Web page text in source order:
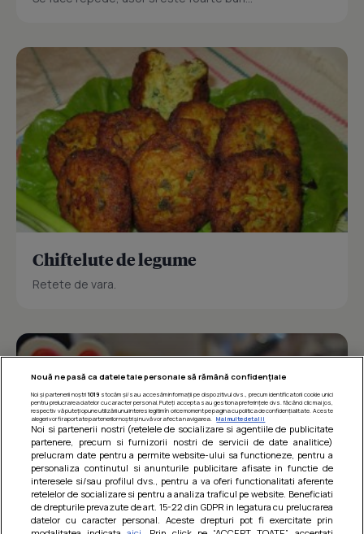
Chiftelute de legume
Retete de vara.
Nouă ne pasă ca datele tale personale să rămână confidențiale
Noi și partenerii noștri 1019stocăm și/sau accesăm informații pe dispozitivul dvs., precum identificatorii cookie unici
pentru prelucrarea datelor cu caracter personal. Puteți accepta sau gestiona preferințele dvs. făcând clic mai jos,
respectiv vă puteți opune utilizării unui interes legitim în orice moment pe pagina cu politica de confidențialitate. Aceste
alegeri vor fi raportate partenerilor noștri și nu vă vor afecta navigarea.
Mai multe detalii
Noi si partenerii nostri (retelele de socializare si agentiile de publicitate
partenere, precum si furnizorii nostri de servicii de date analitice)
prelucram date pentru a permite website-ului sa functioneze, pentru a
personaliza continutul si anunturile publicitare afisate in functie de
interesele si/sau profilul dvs., pentru a va oferi functionalitati aferente
retelelor de socializare si pentru a analiza traficul pe website. Beneficiati
de drepturile prevazute de art. 15-22 din GDPR in legatura cu prelucrarea
datelor cu caracter personal. Aceste drepturi pot fi exercitate prin